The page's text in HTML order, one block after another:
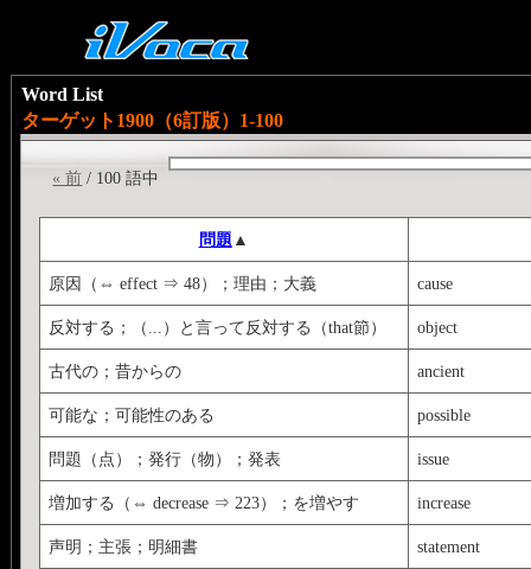
Word List
ターゲット1900（6訂版）1-100
« 前 / 100 語中
問題 ▲
原因（⇔ effect ⇒ 48）；理由；大義 cause
反対する；（...）と言って反対する（that節） object
古代の；昔からの ancient
可能な；可能性のある possible
問題（点）；発行（物）；発表 issue
増加する（⇔ decrease ⇒ 223）；を増やす increase
声明；主張；明細書 statement